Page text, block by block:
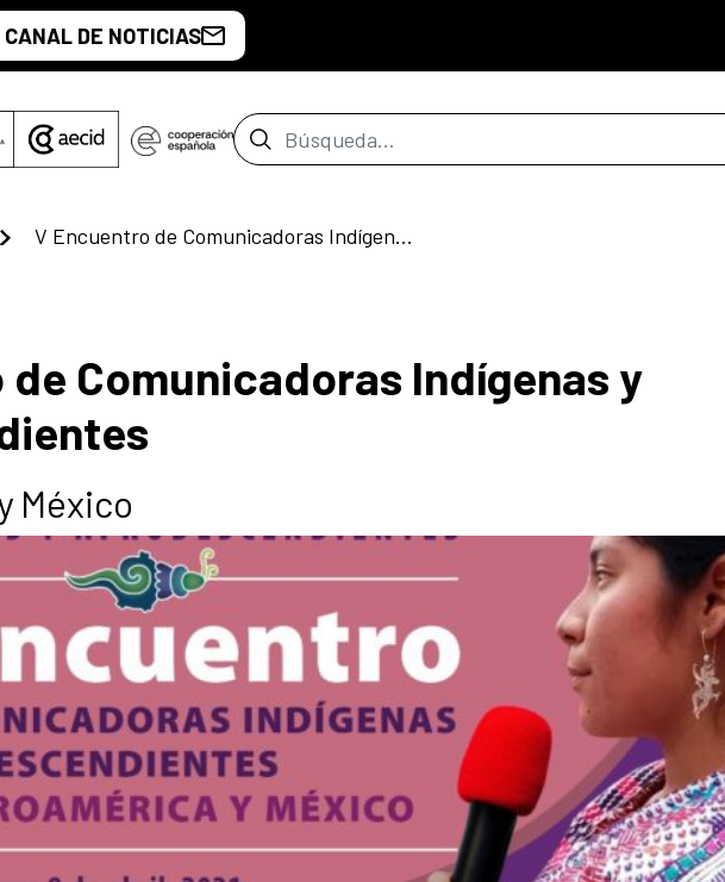
DE NOTICIAS
Barra de búsqueda
V Encuentro de Comunicadoras Indígenas y Afrodescendientes
Comunicadoras Indígenas y
México